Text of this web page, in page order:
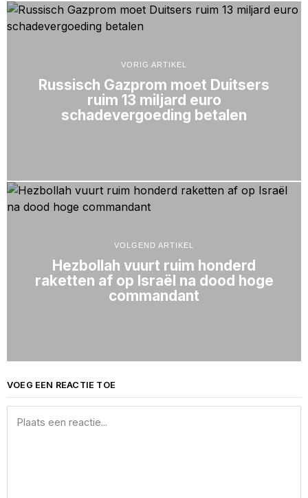
VORIG ARTIKEL
Russisch Gazprom moet Duitsers
ruim 13 miljard euro
schadevergoeding betalen
VOLGEND ARTIKEL
Hezbollah vuurt ruim honderd
raketten af op Israël na dood hoge
commandant
VOEG EEN REACTIE TOE